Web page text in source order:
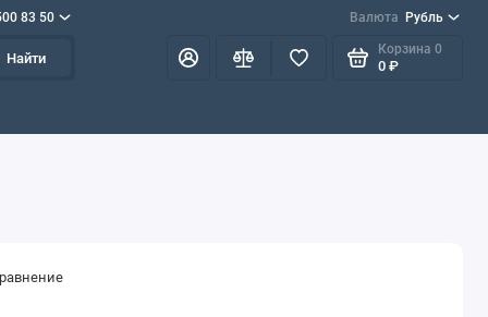
83 50 Валюта Рубль
Найти
Корзина 0
0 ₽